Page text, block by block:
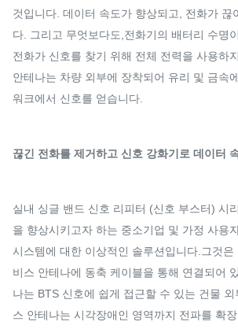
것입니다. 데이터 속도가 향상되고, 전화가 끊
다. 그리고 무엇보다도,전화기의 배터리 수명
전화가 신호를 찾기 위해 전체 전력을 사용하
안테나는 차량 외부에 장착되어 유리 및 금속
워크에서 신호를 얻습니다.
끊긴 전화를 제거하고 신호 강화기로 데이터
실내 싱글 밴드 신호 리피터 (신호 부스터) 시
을 향상시키고자 하는 중소기업 및 가정 사용
시스템에 대한 이상적인 솔루션입니다.그것은
비스 안테나에 동축 케이블을 통해 연결되어
나는 BTS 신호에 쉽게 접근할 수 있는 건물
스 안테나는 시각장애인 영역까지 전파를 확